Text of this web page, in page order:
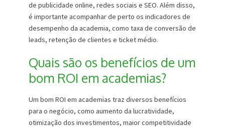
de publicidade online, redes sociais e SEO. Além disso,
é importante acompanhar de perto os indicadores de
desempenho da academia, como taxa de conversão de
leads, retenção de clientes e ticket médio.
Quais são os benefícios de um
bom ROI em academias?
Um bom ROI em academias traz diversos benefícios
para o negócio, como aumento da lucratividade,
otimização dos investimentos, maior competitividade